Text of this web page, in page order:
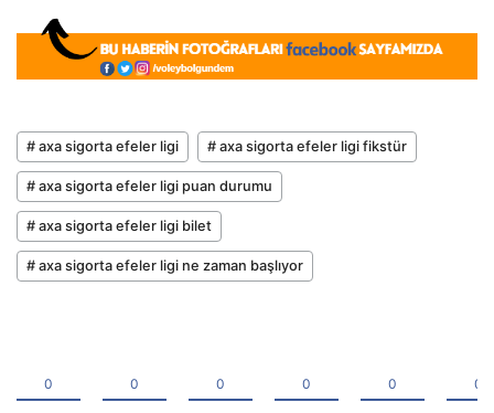
# axa sigorta efeler ligi # axa sigorta efeler ligi fikstür
# axa sigorta efeler ligi puan durumu
# axa sigorta efeler ligi bilet
# axa sigorta efeler ligi ne zaman başlıyor